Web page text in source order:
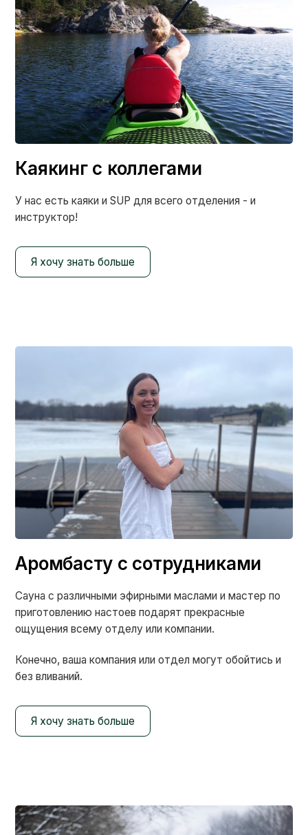
Каякинг с коллегами
У нас есть каяки и SUP для всего отделения - и
инструктор!
Я хочу знать больше
Аромбасту с сотрудниками
Сауна с различными эфирными маслами и мастер по
приготовлению настоев подарят прекрасные
ощущения всему отделу или компании.
Конечно, ваша компания или отдел могут обойтись и
без вливаний.
Я хочу знать больше